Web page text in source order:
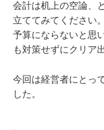
会計は机上の空論、
立ててみてください
予算にならないと思
も対策せずにクリア
今回は経営者にとっ
した。